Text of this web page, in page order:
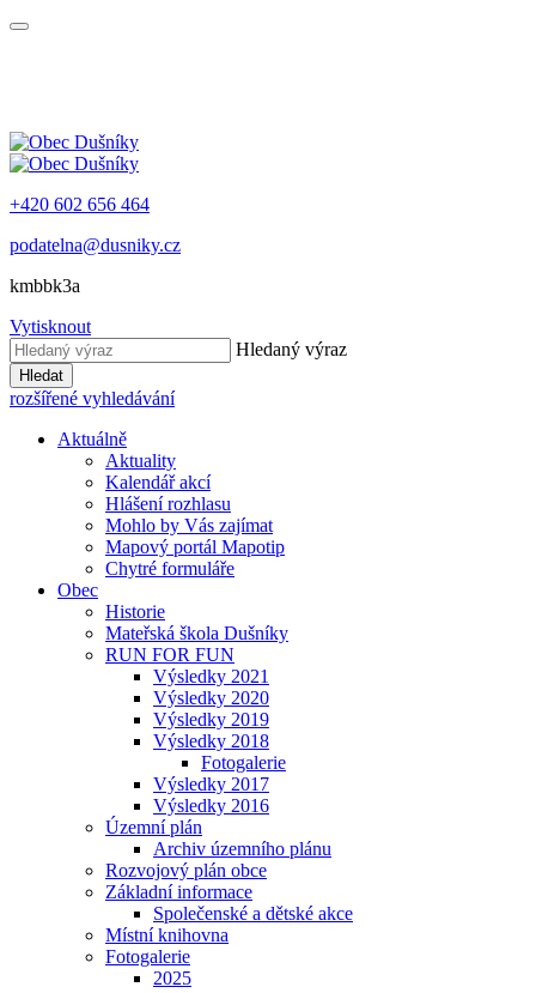
+420 602 656 464
podatelna@dusniky.cz
kmbbk3a
Vytisknout
Hledaný výraz
Hledat
rozšířené vyhledávání
Aktuálně
Aktuality
Kalendář akcí
Hlášení rozhlasu
Mohlo by Vás zajímat
Mapový portál Mapotip
Chytré formuláře
Obec
Historie
Mateřská škola Dušníky
RUN FOR FUN
Výsledky 2021
Výsledky 2020
Výsledky 2019
Výsledky 2018
Fotogalerie
Výsledky 2017
Výsledky 2016
Územní plán
Archiv územního plánu
Rozvojový plán obce
Základní informace
Společenské a dětské akce
Místní knihovna
Fotogalerie
2025